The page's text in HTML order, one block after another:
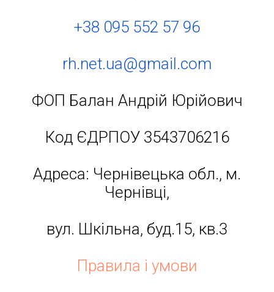
+38 095 552 57 96
rh.net.ua@gmail.com
ФОП Балан Андрій Юрійович
Код ЄДРПОУ 3543706216
Адреса: Чернівецька обл., м.
Чернівці,
вул. Шкільна, буд.15, кв.3
Правила і умови